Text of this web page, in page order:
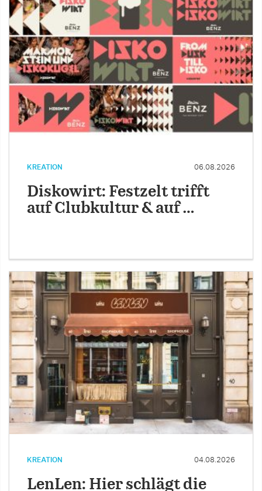
KREATION 06.08.2026
Diskowirt: Festzelt trifft
auf Clubkultur & auf …
KREATION 04.08.2026
LenLen: Hier schlägt die